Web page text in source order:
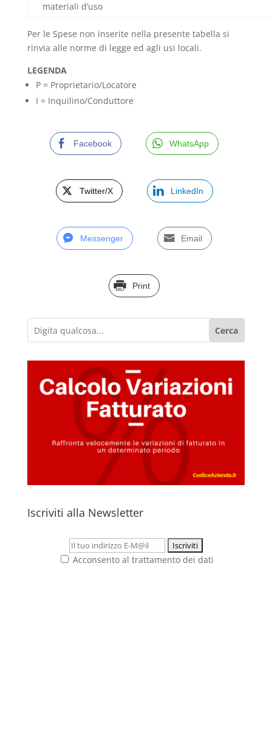
materiali d’uso
Per le Spese non inserite nella presente tabella si
rinvia alle norme di legge ed agli usi locali.
LEGENDA
P = Proprietario/Locatore
I = Inquilino/Conduttore
Facebook WhatsApp
Twitter/X LinkedIn
Messenger Email
Print
Cerca
Iscriviti alla Newsletter
Acconsento al trattamento dei dati